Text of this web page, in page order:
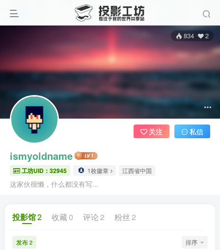
834 2
ismyoldname
工坊UID：32945 1枚徽章 江西省中国
这家伙很懒，什么都没有写...
关注 私信
投影馆2 收藏 0 评论 2 粉丝 2
发布 2 排序